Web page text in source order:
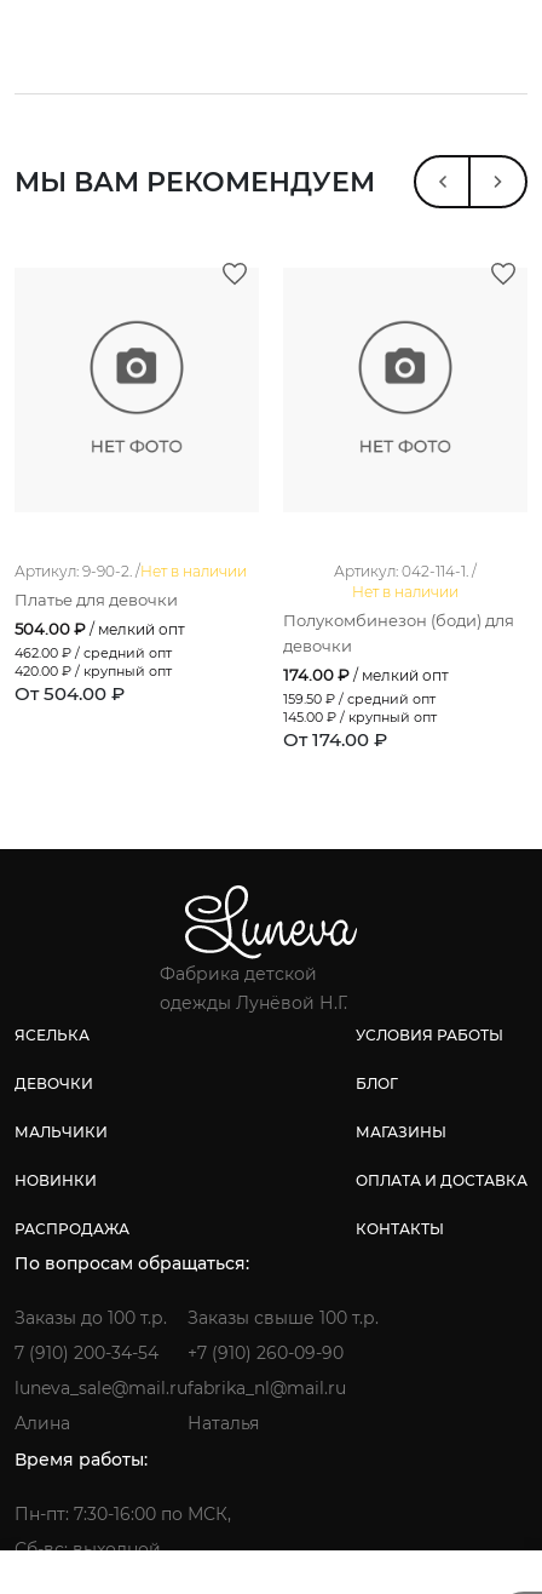
МЫ ВАМ РЕКОМЕНДУЕМ
Артикул: 9-90-2. /Нет в наличии
Платье для девочки
504.00 ₽ / мелкий опт
462.00 ₽ / средний опт
420.00 ₽ / крупный опт
От 504.00 ₽
Артикул: 042-114-1. /
Нет в наличии
Полукомбинезон (боди) для
девочки
174.00 ₽ / мелкий опт
159.50 ₽ / средний опт
145.00 ₽ / крупный опт
От 174.00 ₽
Фабрика детской
одежды Лунёвой Н.Г.
ЯСЕЛЬКА
ДЕВОЧКИ
МАЛЬЧИКИ
НОВИНКИ
РАСПРОДАЖА
УСЛОВИЯ РАБОТЫ
БЛОГ
МАГАЗИНЫ
ОПЛАТА И ДОСТАВКА
КОНТАКТЫ
По вопросам обращаться:
Заказы до 100 т.р.
7 (910) 200-34-54
luneva_sale@mail.ru
Алина
Заказы свыше 100 т.р.
+7 (910) 260-09-90
fabrika_nl@mail.ru
Наталья
Время работы:
Пн-пт: 7:30-16:00 по МСК,
Сб-вс: выходной